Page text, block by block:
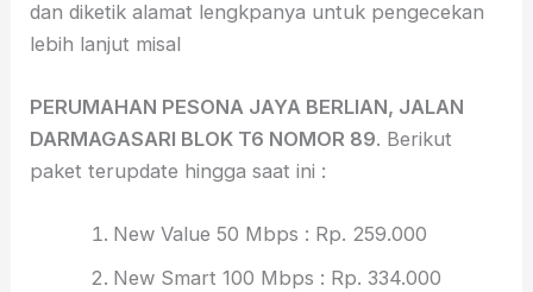
dan diketik alamat lengkpanya untuk pengecekan
lebih lanjut misal
PERUMAHAN PESONA JAYA BERLIAN, JALAN
DARMAGASARI BLOK T6 NOMOR 89. Berikut
paket terupdate hingga saat ini :
New Value 50 Mbps : Rp. 259.000
New Smart 100 Mbps : Rp. 334.000